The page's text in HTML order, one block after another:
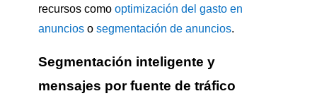
recursos como optimización del gasto en
anuncioso segmentación de anuncios.
Segmentación inteligente y
mensajes por fuente de tráfico